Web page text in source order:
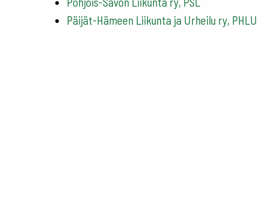
Päijät-Hämeen Liikunta ja Urheilu ry, PHLU